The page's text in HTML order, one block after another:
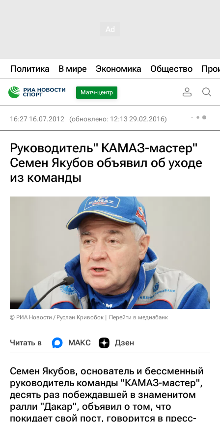
Политика В мире Экономика Общество
Матч-центр
16:27 16.07.2012 (обновлено: 12:13 29.02.2016)
Руководитель" КАМАЗ-мастер"
Семен Якубов объявил об уходе
из команды
© РИА Новости / Руслан Кривобок Перейти в медиабанк
Читать в МАКС Дзен
Семен Якубов, основатель и бессменный
руководитель команды "КАМАЗ-мастер",
десять раз побеждавшей в знаменитом
ралли "Дакар", объявил о том, что
покидает свой пост, говорится в пресс-